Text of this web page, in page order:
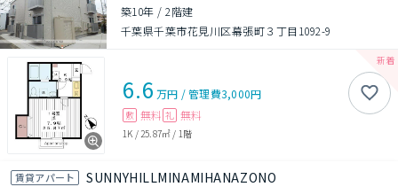
築10年 /2階建
千葉県千葉市花見川区幕張町３丁目1092-9
6.6 万円 /管理費3,000円
敷 無料 礼 無料
1K / 25.87㎡ / 1階
賃貸アパート SUNNYHILLMINAMIHANAZONO